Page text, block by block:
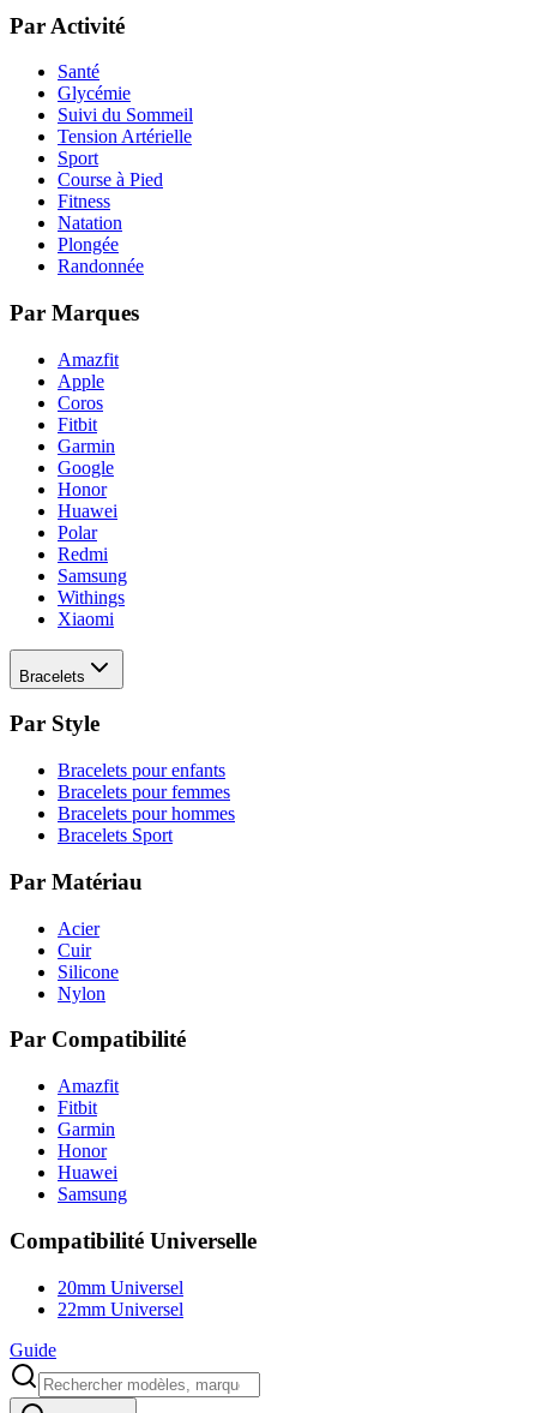
Par Activité
Santé
Glycémie
Suivi du Sommeil
Tension Artérielle
Sport
Course à Pied
Fitness
Natation
Plongée
Randonnée
Par Marques
Amazfit
Apple
Coros
Fitbit
Garmin
Google
Honor
Huawei
Polar
Redmi
Samsung
Withings
Xiaomi
Bracelets
Par Style
Bracelets pour enfants
Bracelets pour femmes
Bracelets pour hommes
Bracelets Sport
Par Matériau
Acier
Cuir
Silicone
Nylon
Par Compatibilité
Amazfit
Fitbit
Garmin
Honor
Huawei
Samsung
Compatibilité Universelle
20mm Universel
22mm Universel
Guide